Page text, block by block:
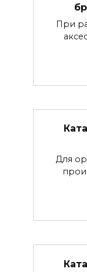
При
Для